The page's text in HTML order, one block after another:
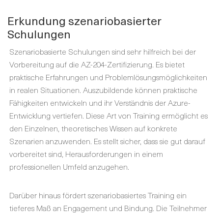
Erkundung szenariobasierter
Schulungen
Szenariobasierte Schulungen sind sehr hilfreich bei der
Vorbereitung auf die AZ-204-Zertifizierung. Es bietet
praktische Erfahrungen und Problemlösungsmöglichkeiten
in realen Situationen. Auszubildende können praktische
Fähigkeiten entwickeln und ihr Verständnis der Azure-
Entwicklung vertiefen. Diese Art von Training ermöglicht es
den Einzelnen, theoretisches Wissen auf konkrete
Szenarien anzuwenden. Es stellt sicher, dass sie gut darauf
vorbereitet sind, Herausforderungen in einem
professionellen Umfeld anzugehen.
Darüber hinaus fördert szenariobasiertes Training ein
tieferes Maß an Engagement und Bindung. Die Teilnehmer